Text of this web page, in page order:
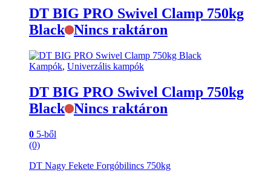
DT BIG PRO Swivel Clamp 750kg
Black Nincs raktáron
Kampók, Univerzális kampók
DT BIG PRO Swivel Clamp 750kg
Black Nincs raktáron
0 5-ből
(0)
DT Nagy Fekete Forgóbilincs 750kg